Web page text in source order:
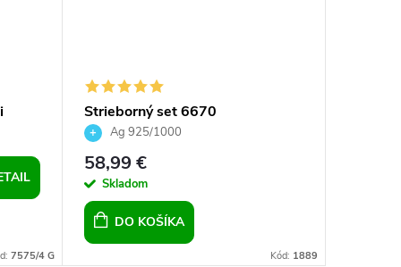
7575/4 G
Strieborný set 6670
Ag 925/1000
58,99 €
Skladom
DO KOŠÍKA
Kód: 1889